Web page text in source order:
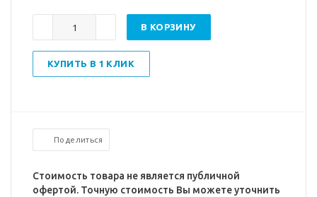
В КОРЗИНУ
КУПИТЬ В 1 КЛИК
Поделиться
Стоимость товара не является публичной
офертой. Точную стоимость Вы можете уточнить